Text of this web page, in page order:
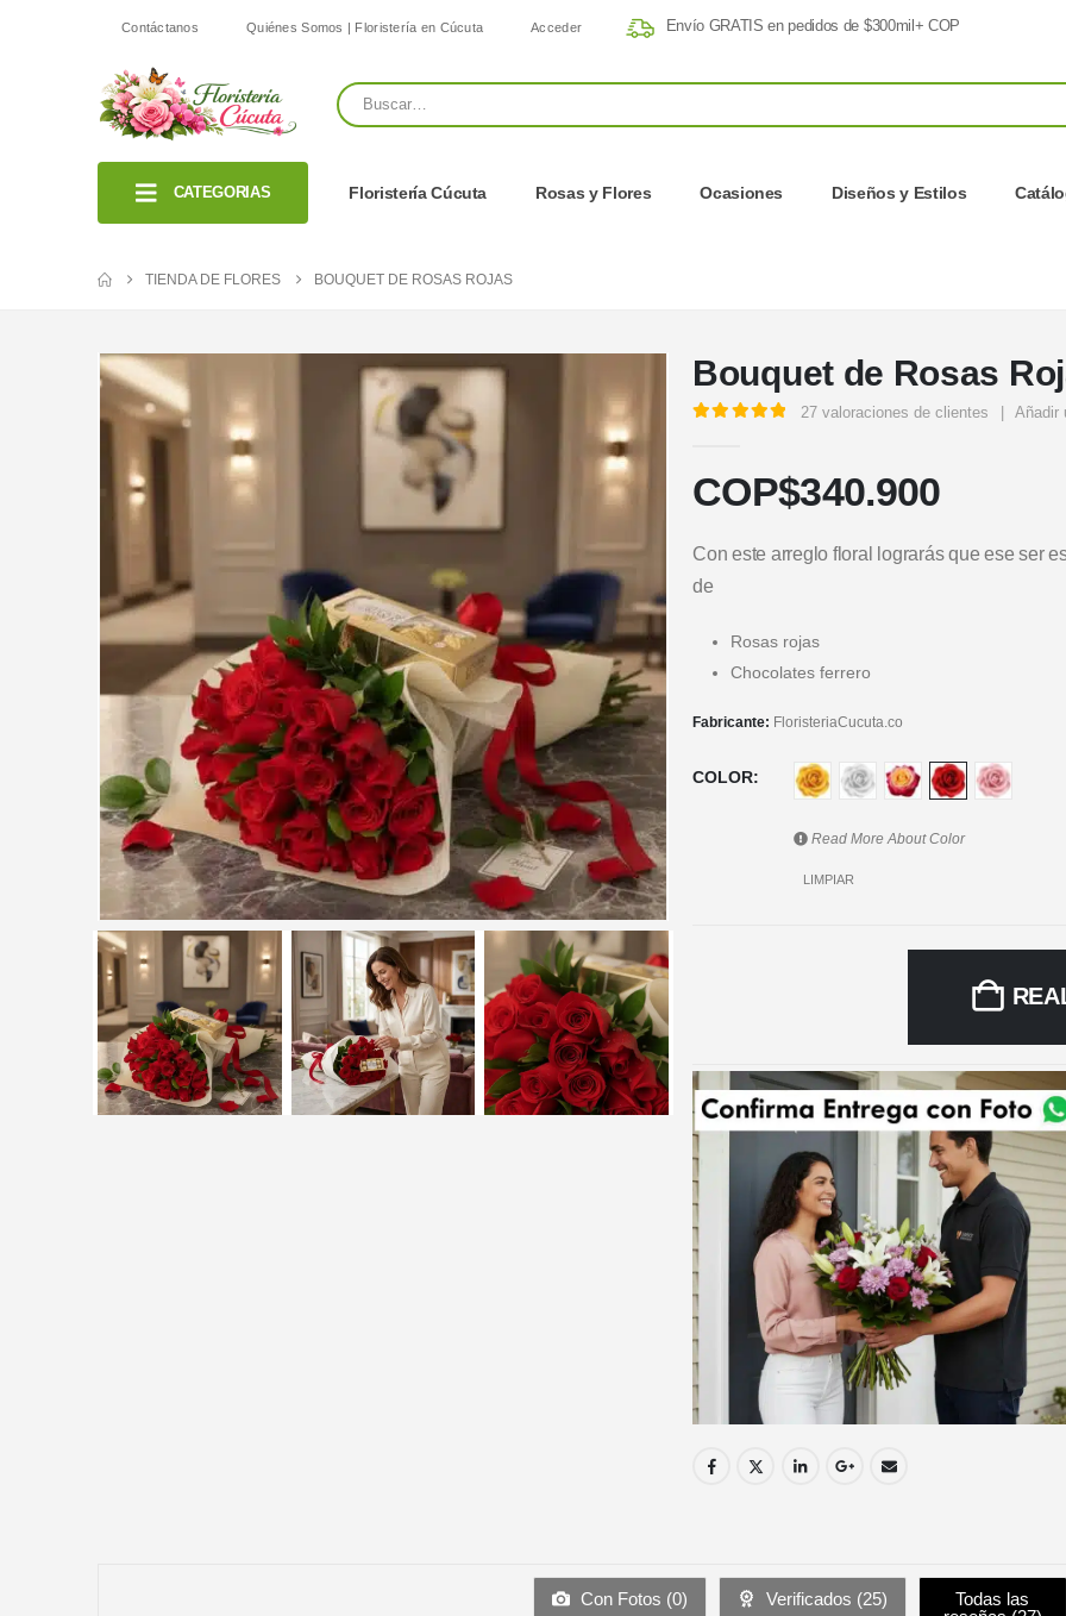
Contáctanos Quiénes Somos | Floristería en Cúcuta Acceder Envío GRATIS en pedidos de $300mil+ COP
CATEGORIAS Floristería Cúcuta Rosas y Flores Ocasiones Diseños y Estilos
TIENDA DE FLORES BOUQUET DE ROSAS ROJAS
Bouquet de Rosas
27 valoraciones de clientes Añadir
COP$340.900
Con este arreglo floral lograrás que ese ser
de
Rosas rojas
Chocolates ferrero
Fabricante: FloristeriaCucuta.co
COLOR
Read More AboutColor
LIMPIAR
Con Fotos (0) Verificados (25)
Todas las